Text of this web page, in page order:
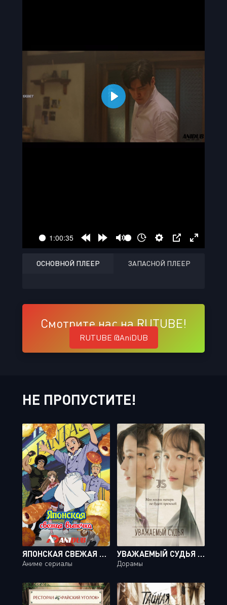
ОСНОВНОЙ ПЛЕЕР ЗАПАСНОЙ ПЛЕЕР
Смотрите нас на RUTUBE!
RUTUBE @AniDUB
НЕ ПРОПУСТИТЕ!
ЯПОНСКАЯ СВЕЖАЯ ВЫПЕЧКА / YAKITATE!! JAPAN [69 ИЗ 69]
Аниме сериалы
УВАЖАЕМЫЙ СУДЬЯ / YOUR HONOR [16 ИЗ 16]
Дорамы